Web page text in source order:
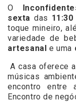
O
sexta das
toque mineiro,
variedade de
artesanal e uma
A casa oferece
músicas
encontro entre
Encontro de